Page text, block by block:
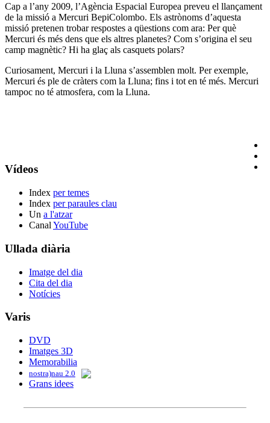
Cap a l’any 2009, l’Agència Espacial Europea preveu el llançament
de la missió a Mercuri BepiColombo. Els astrònoms d’aquesta
missió pretenen trobar respostes a qüestions com ara: Per què
Mercuri és més dens que els altres planetes? Com s’origina el seu
camp magnètic? Hi ha glaç als casquets polars?
Curiosament, Mercuri i la Lluna s’assemblen molt. Per exemple,
Mercuri és ple de cràters com la Lluna; fins i tot en té més. Mercuri
tampoc no té atmosfera, com la Lluna.
Vídeos
Index per temes
Index per paraules clau
Un a l'atzar
Canal YouTube
Ullada diària
Imatge del dia
Cita del dia
Notícies
Varis
DVD
Imatges 3D
Memorabilia
nostra)nau 2.0
Grans idees